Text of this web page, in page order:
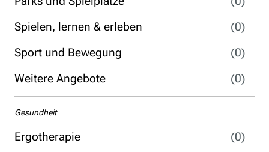
Spielen, lernen & erleben
(0)
Sport und Bewegung
(0)
Weitere Angebote
(0)
Gesundheit
Ergotherapie
(0)